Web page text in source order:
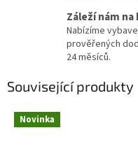
Záleží nám
Nabízíme
prověřených
24 měsíců.
Související produkty
Novinka